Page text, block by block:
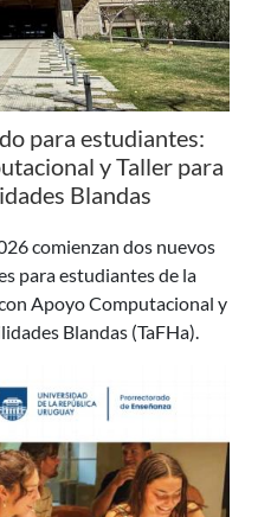
para estudiantes:
y Taller para
Blandas
comienzan dos nuevos
para estudiantes de la
Apoyo Computacional y
Blandas (TaFHa).